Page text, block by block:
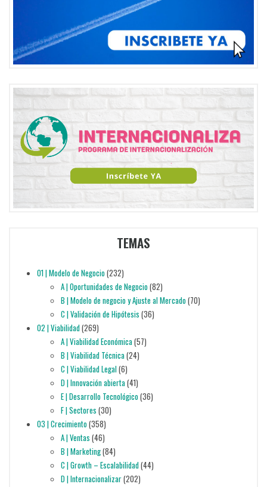
TEMAS
01 | Modelo de Negocio(232)
A | Oportunidades de Negocio(82)
B | Modelo de negocio y Ajuste al Mercado(70)
C | Validación de Hipótesis (36)
02 | Viabilidad(269)
A | Viabilidad Económica(57)
B | Viabilidad Técnica(24)
C | Viabilidad Legal(6)
D | Innovación abierta(41)
E | Desarrollo Tecnológico(36)
F | Sectores (30)
03 | Crecimiento(358)
A | Ventas (46)
B | Marketing(84)
C | Growth – Escalabilidad(44)
D | Internacionalizar(202)